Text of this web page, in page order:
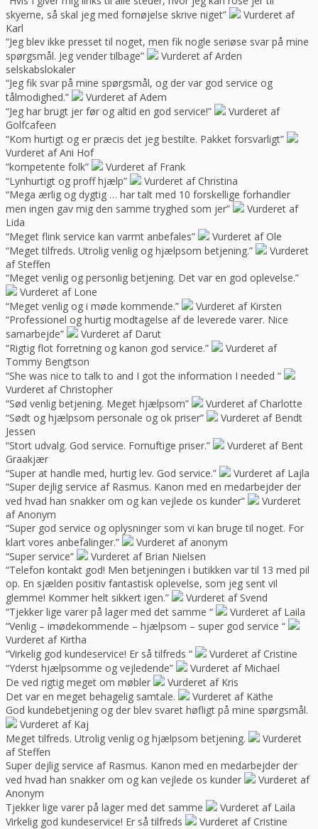
skyerne, så skal jeg med fornøjelse skrive niget”
Vurderet af
Karl
“Jeg blev ikke presset til noget, men fik nogle seriøse svar på mine
spørgsmål. Jeg vender tilbage”
Vurderet af Arden
selskabslokaler
“Jeg fik svar på mine spørgsmål, og der var god service og
tålmodighed.”
Vurderet af Adem
“Jeg har brugt jer før og altid en god service!”
Vurderet af
Golfcafeen
“Kom hurtigt og er præcis det jeg bestilte. Pakket forsvarligt”
Vurderet af Ani Hof
“kompetente folk”
Vurderet af Frank
“Lynhurtigt og proff hjælp”
Vurderet af Christina
“Mega ærlig og dygtig … har talt med 10 forskellige forhandler
men ingen gav mig den samme tryghed som jer”
Vurderet af
Lida
“Meget flink service kan varmt anbefales”
Vurderet af Ole
“Meget tilfreds. Utrolig venlig og hjælpsom betjening.”
Vurderet
af Steffen
“Meget venlig og personlig betjening. Det var en god oplevelse.”
Vurderet af Lone
“Meget venlig og i møde kommende.”
Vurderet af Kirsten
“Professionel og hurtig modtagelse af de leverede varer. Nice
samarbejde”
Vurderet af Darut
“Rigtig flot forretning og kanon god service.”
Vurderet af
Tommy Bengtson
“She was nice to talk to and I got the information I needed “
Vurderet af Christopher
“Sød venlig betjening. Meget hjælpsom”
Vurderet af Charlotte
“Sødt og hjælpsom personale og ok priser”
Vurderet af Bendt
Jessen
“Stort udvalg. God service. Fornuftige priser.”
Vurderet af Bent
Graakjær
“Super at handle med, hurtig lev. God service.”
Vurderet af Lajla
“Super dejlig service af Rasmus. Kanon med en medarbejder der
ved hvad han snakker om og kan vejlede os kunder”
Vurderet
af Anonym
“Super god service og oplysninger som vi kan bruge til noget. For
klart vores anbefalinger.”
Vurderet af anonym
“Super service”
Vurderet af Brian Nielsen
“Telefon kontakt god! Men betjeningen i butikken var til 13 med pil
op. En sjælden positiv fantastisk oplevelse, som jeg sent vil
glemme! Kommer helt sikkert igen.”
Vurderet af Svend
“Tjekker lige varer på lager med det samme “
Vurderet af Laila
“Venlig – imødekommende – hjælpsom – super god service “
Vurderet af Kirtha
“Virkelig god kundeservice! Er så tilfreds “
Vurderet af Cristine
“Yderst hjælpsomme og vejledende”
Vurderet af Michael
De ved rigtig meget om møbler
Vurderet af Kris
Det var en meget behagelig samtale.
Vurderet af Käthe
God kundebetjening og der blev svaret høfligt på mine spørgsmål.
Vurderet af Kaj
Meget tilfreds. Utrolig venlig og hjælpsom betjening.
Vurderet
af Steffen
Super dejlig service af Rasmus. Kanon med en medarbejder der
ved hvad han snakker om og kan vejlede os kunder
Vurderet af
Anonym
Tjekker lige varer på lager med det samme
Vurderet af Laila
Virkelig god kundeservice! Er så tilfreds
Vurderet af Cristine